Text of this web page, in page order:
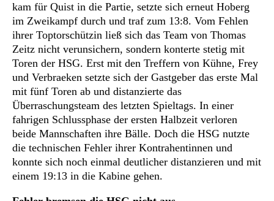
kam für Quist in die Partie, setzte sich erneut Hoberg
im Zweikampf durch und traf zum 13:8. Vom Fehlen
ihrer Toptorschützin ließ sich das Team von Thomas
Zeitz nicht verunsichern, sondern konterte stetig mit
Toren der HSG. Erst mit den Treffern von Kühne, Frey
und Verbraeken setzte sich der Gastgeber das erste Mal
mit fünf Toren ab und distanzierte das
Überraschungsteam des letzten Spieltags. In einer
fahrigen Schlussphase der ersten Halbzeit verloren
beide Mannschaften ihre Bälle. Doch die HSG nutzte
die technischen Fehler ihrer Kontrahentinnen und
konnte sich noch einmal deutlicher distanzieren und mit
einem 19:13 in die Kabine gehen.